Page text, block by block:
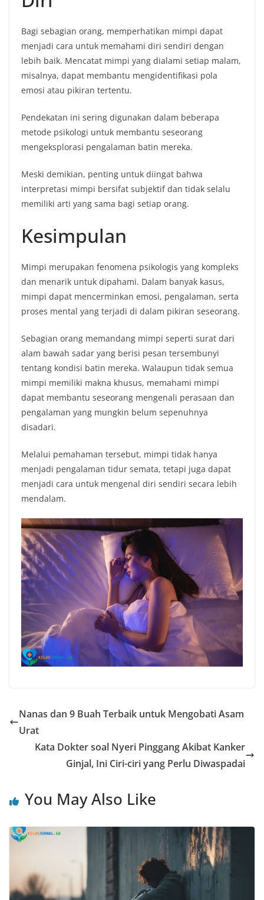
Bagi sebagian orang, memperhatikan mimpi dapat
menjadi cara untuk memahami diri sendiri dengan
lebih baik. Mencatat mimpi yang dialami setiap malam,
misalnya, dapat membantu mengidentifikasi pola
emosi atau pikiran tertentu.
Pendekatan ini sering digunakan dalam beberapa
metode psikologi untuk membantu seseorang
mengeksplorasi pengalaman batin mereka.
Meski demikian, penting untuk diingat bahwa
interpretasi mimpi bersifat subjektif dan tidak selalu
memiliki arti yang sama bagi setiap orang.
Kesimpulan
Mimpi merupakan fenomena psikologis yang kompleks
dan menarik untuk dipahami. Dalam banyak kasus,
mimpi dapat mencerminkan emosi, pengalaman, serta
proses mental yang terjadi di dalam pikiran seseorang.
Sebagian orang memandang mimpi seperti surat dari
alam bawah sadar yang berisi pesan tersembunyi
tentang kondisi batin mereka. Walaupun tidak semua
mimpi memiliki makna khusus, memahami mimpi
dapat membantu seseorang mengenali perasaan dan
pengalaman yang mungkin belum sepenuhnya
disadari.
Melalui pemahaman tersebut, mimpi tidak hanya
menjadi pengalaman tidur semata, tetapi juga dapat
menjadi cara untuk mengenal diri sendiri secara lebih
mendalam.
Nanas dan 9 Buah Terbaik untuk Mengobati Asam
Urat
Kata Dokter soal Nyeri Pinggang Akibat Kanker
Ginjal, Ini Ciri-ciri yang Perlu Diwaspadai
You May Also Like